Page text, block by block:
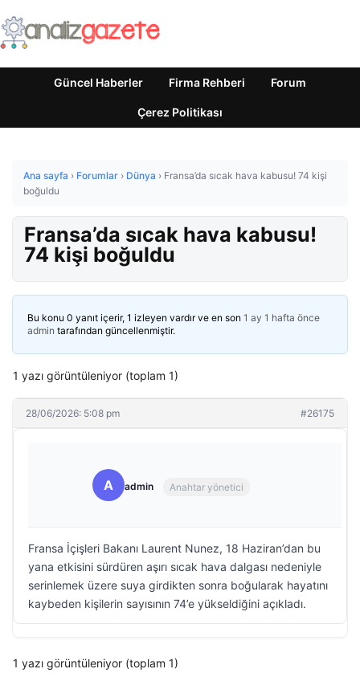
Güncel Haberler Firma Rehberi Forum
Çerez Politikası
Ana sayfa › Forumlar › Dünya › Fransa’da sıcak hava kabusu! 74 kişi
boğuldu
Fransa’da sıcak hava kabusu!
74 kişi boğuldu
Bu konu 0 yanıt içerir, 1 izleyen vardır ve en son 1 ay 1 hafta önce
admin tarafından güncellenmiştir.
1 yazı görüntüleniyor (toplam 1)
28/06/2026: 5:08 pm #26175
A admin Anahtar yönetici
Fransa İçişleri Bakanı Laurent Nunez, 18 Haziran’dan bu
yana etkisini sürdüren aşırı sıcak hava dalgası nedeniyle
serinlemek üzere suya girdikten sonra boğularak hayatını
kaybeden kişilerin sayısının 74’e yükseldiğini açıkladı.
1 yazı görüntüleniyor (toplam 1)